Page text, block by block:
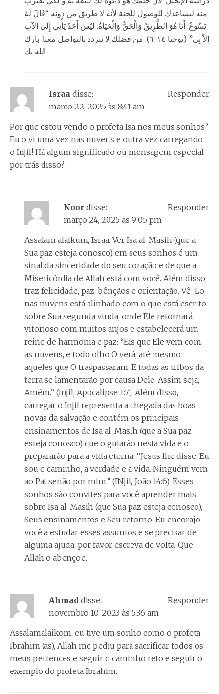
منه ليساعدك للوصول للجنة لأنه لا طريق من دونه “قَالَ لَهُ
يَسُوعُ: أَنَا هُوَ الطَّرِيقُ وَالْحَقُّ وَالْحَيَاةُ. لَيْسَ أَحَدٌ يَأْتِي إِلَى الآبِ
إِلاَّ بِي” (يوحنا ١٤: ٦). من فضلك لا تتردد بالتواصل معنا. بارك
الله بك
Israa disse:
março 22, 2025 às 8:41 am
Por que estou vendo o profeta Isa nos meus sonhos?
Eu o vi uma vez nas nuvens e outra vez carregando
o Injil! Há algum significado ou mensagem especial
por trás disso?
Responder
Noor disse:
março 24, 2025 às 9:05 pm
Assalam alaikum, Israa. Ver Isa al-Masih (que a
Sua paz esteja conosco) em seus sonhos é um
sinal da sinceridade do seu coração e de que a
Misericórdia de Allah está com você. Além disso,
traz felicidade, paz, bênçãos e orientação. Vê-Lo
nas nuvens está alinhado com o que está escrito
sobre Sua segunda vinda, onde Ele retornará
vitorioso com muitos anjos e estabelecerá um
reino de harmonia e paz: “Eis que Ele vem com
as nuvens, e todo olho O verá, até mesmo
aqueles que O traspassaram. E todas as tribos da
terra se lamentarão por causa Dele. Assim seja,
Amém.” (Injil, Apocalipse 1:7). Além disso,
carregar o Injil representa a chegada das boas
novas da salvação e contém os principais
ensinamentos de Isa al-Masih (que a Sua paz
esteja conosco) que o guiarão nesta vida e o
prepararão para a vida eterna: “Jesus lhe disse: Eu
sou o caminho, a verdade e a vida. Ninguém vem
ao Pai senão por mim.” (INjil, João 14:6). Esses
sonhos são convites para você aprender mais
sobre Isa al-Masih (que Sua paz esteja conosco),
Seus ensinamentos e Seu retorno. Eu encorajo
você a estudar esses assuntos e se precisar de
alguma ajuda, por favor escreva de volta. Que
Allah o abençoe.
Responder
Ahmad disse:
novembro 10, 2023 às 5:36 am
Assalamalaikom, eu tive um sonho como o profeta
Ibrahim (as), Allah me pediu para sacrificar todos os
meus pertences e seguir o caminho reto e seguir o
exemplo do profeta Ibrahim.
Responder